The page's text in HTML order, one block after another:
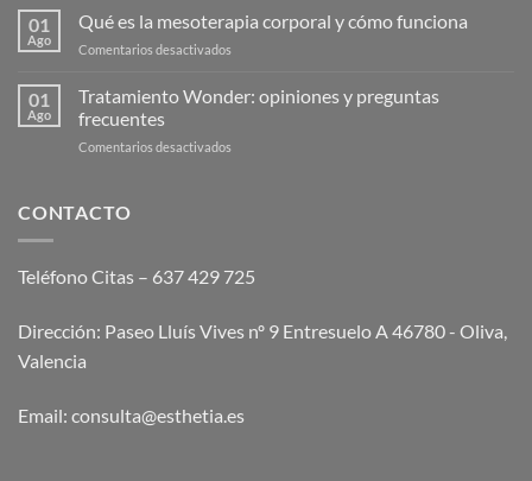
cuesta
el
Guía
01
Ago
Qué es la mesoterapia corporal y cómo funciona
Comentarios desactivados
es
la
01
Ago
Tratamiento Wonder: opiniones y preguntas
frecuentes
Comentarios desactivados
CONTACTO
Teléfono Citas – 637 429 725
Dirección: Paseo Lluís Vives nº 9 Entresuelo A 46780 - Oliva,
Valencia
Email: consulta@esthetia.es